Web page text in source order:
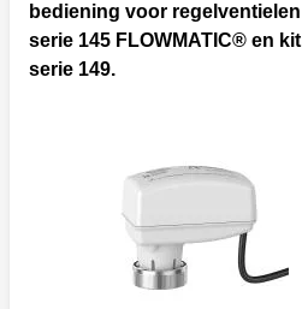
bediening voor regelventielen
serie 145 FLOWMATIC® en kit
serie 149.